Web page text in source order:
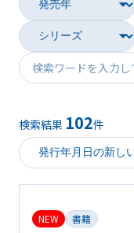
検索結果 102件
NEW 書籍